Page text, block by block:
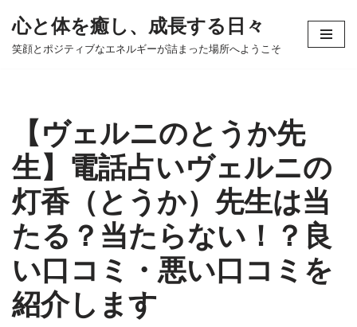
コ
ス
キ
ッ
プ
心と体を癒し、成長する日々
笑顔とポジティブなエネルギーが詰まった場所へようこそ
【ヴェルニのとうか先
生】電話占いヴェルニの
灯香（とうか）先生は当
たる？当たらない！？良
い口コミ・悪い口コミを
紹介します